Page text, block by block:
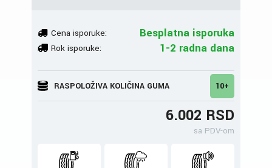
Cena isporuke: Besplatna isporuka
Rok isporuke: 1-2 radna dana
RASPOLOŽIVA KOLIČINA GUMA 10+
6.002 RSD
sa PDV-om